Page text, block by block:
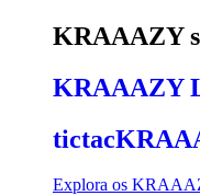
KRAAAZY
KRAAAZY
Explora os